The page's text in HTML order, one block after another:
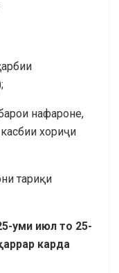
нафароне,
хориҷи
тариқи
уми июл то 25-
карда